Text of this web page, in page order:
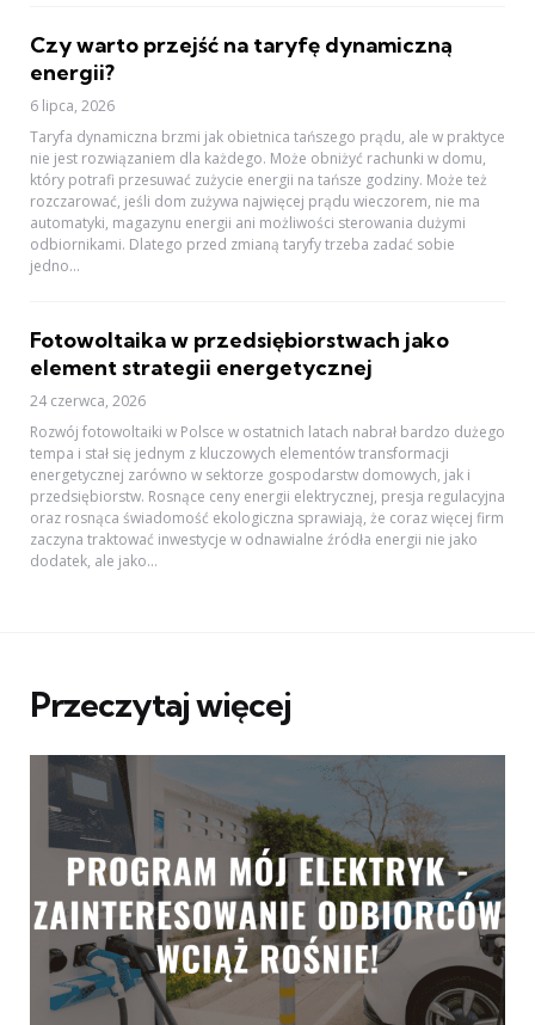
Czy warto przejść na taryfę dynamiczną
energii?
6 lipca, 2026
Taryfa dynamiczna brzmi jak obietnica tańszego prądu, ale w praktyce
nie jest rozwiązaniem dla każdego. Może obniżyć rachunki w domu,
który potrafi przesuwać zużycie energii na tańsze godziny. Może też
rozczarować, jeśli dom zużywa najwięcej prądu wieczorem, nie ma
automatyki, magazynu energii ani możliwości sterowania dużymi
odbiornikami. Dlatego przed zmianą taryfy trzeba zadać sobie
jedno...
Fotowoltaika w przedsiębiorstwach jako
element strategii energetycznej
24 czerwca, 2026
Rozwój fotowoltaiki w Polsce w ostatnich latach nabrał bardzo dużego
tempa i stał się jednym z kluczowych elementów transformacji
energetycznej zarówno w sektorze gospodarstw domowych, jak i
przedsiębiorstw. Rosnące ceny energii elektrycznej, presja regulacyjna
oraz rosnąca świadomość ekologiczna sprawiają, że coraz więcej firm
zaczyna traktować inwestycje w odnawialne źródła energii nie jako
dodatek, ale jako...
Przeczytaj więcej